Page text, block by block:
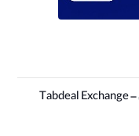
نقد و بررسی صرافی تبدیل – Tabdeal Exchange